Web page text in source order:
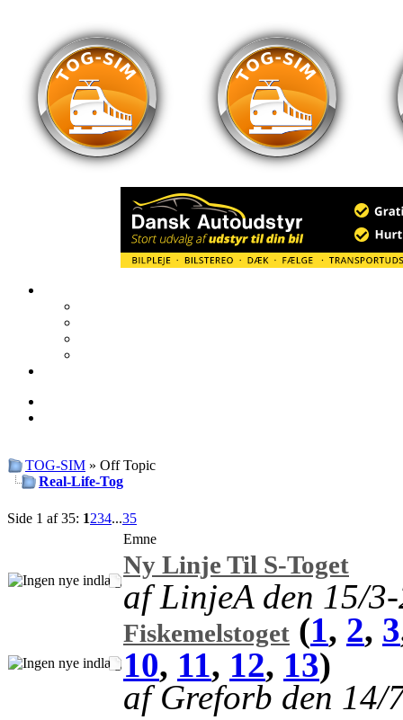
TOG-SIM » Off Topic
Real-Life-Tog
Side 1 af 35: 1234...35
Emne
Ny Linje Til S-Toget
af LinjeA den 15/
Fiskemelstoget (1, 2, 3
10, 11, 12, 13)
af Greforb den 14/